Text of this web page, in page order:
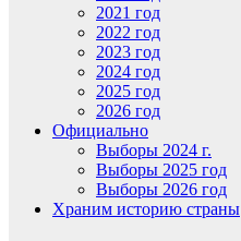
2021 год
2022 год
2023 год
2024 год
2025 год
2026 год
Официально
Выборы 2024 г.
Выборы 2025 год
Выборы 2026 год
Храним историю страны